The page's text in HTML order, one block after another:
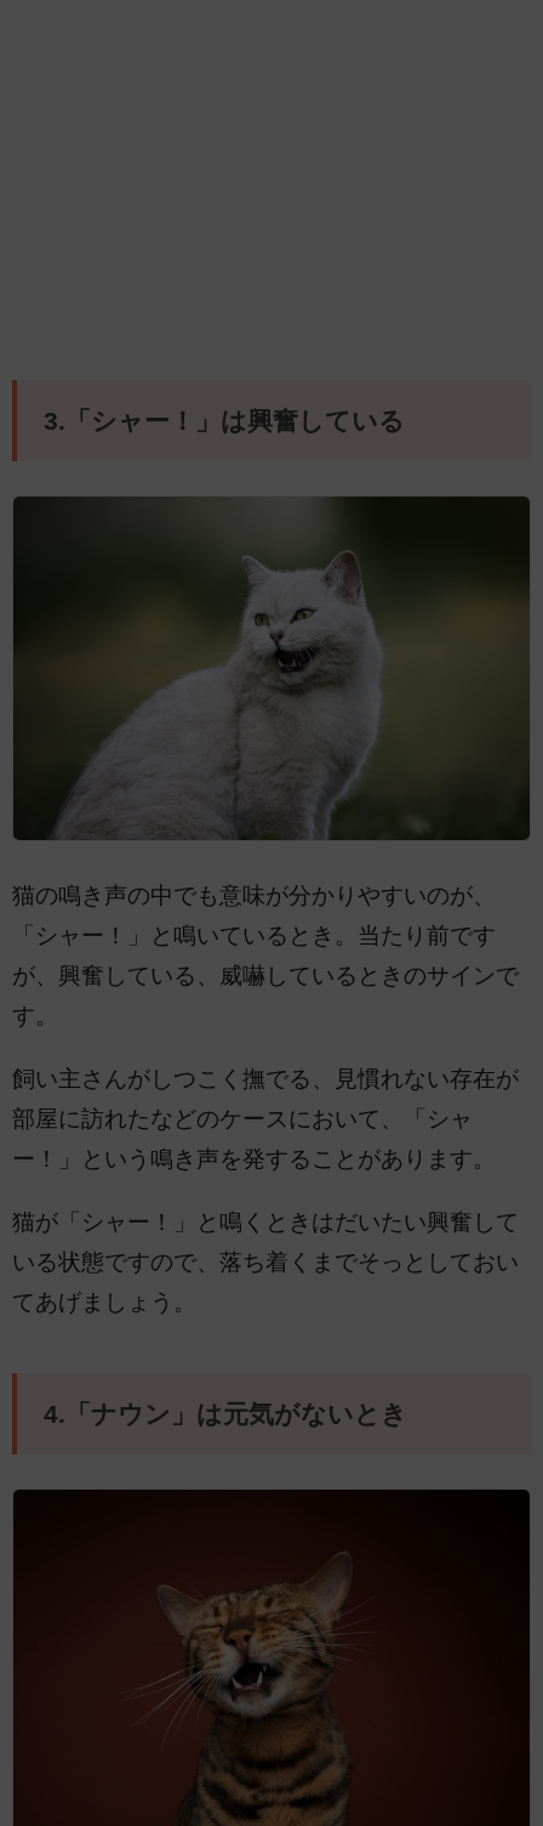
3.「シャー！」は興奮している
猫の鳴き声の中でも意味が分かりやすいのが、
「シャー！」と鳴いているとき。当たり前です
が、興奮している、威嚇しているときのサインで
す。
飼い主さんがしつこく撫でる、見慣れない存在が
部屋に訪れたなどのケースにおいて、「シャ
ー！」という鳴き声を発することがあります。
猫が「シャー！」と鳴くときはだいたい興奮して
いる状態ですので、落ち着くまでそっとしておい
てあげましょう。
4.「ナウン」は元気がないとき